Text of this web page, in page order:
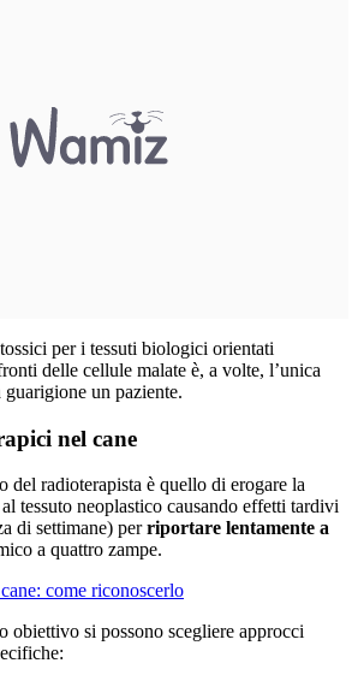
per i tessuti biologici orientati
delle cellule malate è, a volte, l’unica
un paziente.
nel cane
del radioterapista è quello di erogare la
tessuto neoplastico causando effetti tardivi
di settimane) perriportare lentamente a
a quattro zampe.
come riconoscerlo
obiettivo si possono scegliere approcci